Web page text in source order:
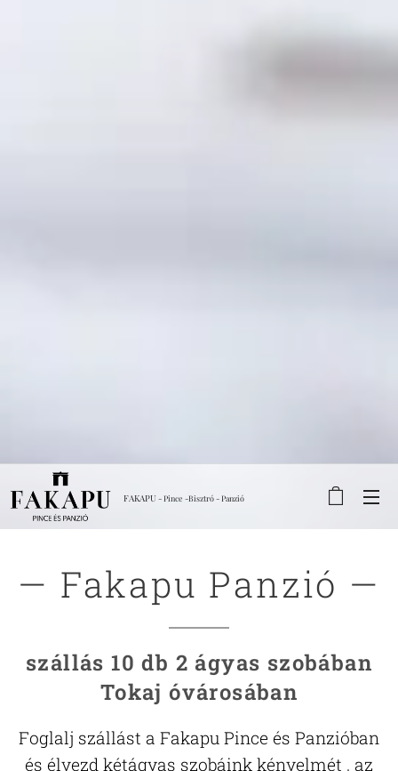
FAKAPU - Pince -Bisztró - Panzió
— Fakapu Panzió —
szállás 10 db 2 ágyas szobában
Tokaj óvárosában
Foglalj szállást a Fakapu Pince és Panzióban
és élvezd kétágyas szobáink kényelmét , az